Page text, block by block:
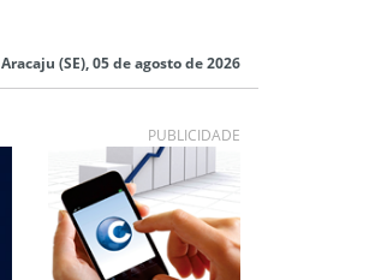
Aracaju (SE), 05 de agosto de 2026
PUBLICIDADE